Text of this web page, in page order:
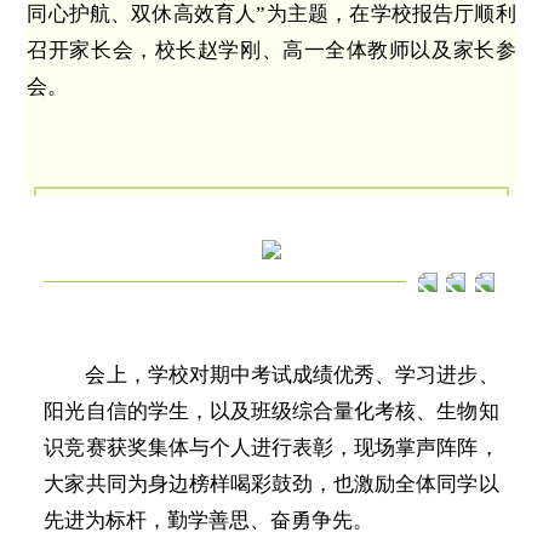
同心护航、双休高效育人”为主题，在学校报告厅顺利
召开家长会，校长赵学刚、高一全体教师以及家长参
会。
会上，学校对期中考试成绩优秀、学习进步、
阳光自信的学生，以及班级综合量化考核、生物知
识竞赛获奖集体与个人进行表彰，现场掌声阵阵，
大家共同为身边榜样喝彩鼓劲，也激励全体同学以
先进为标杆，勤学善思、奋勇争先。